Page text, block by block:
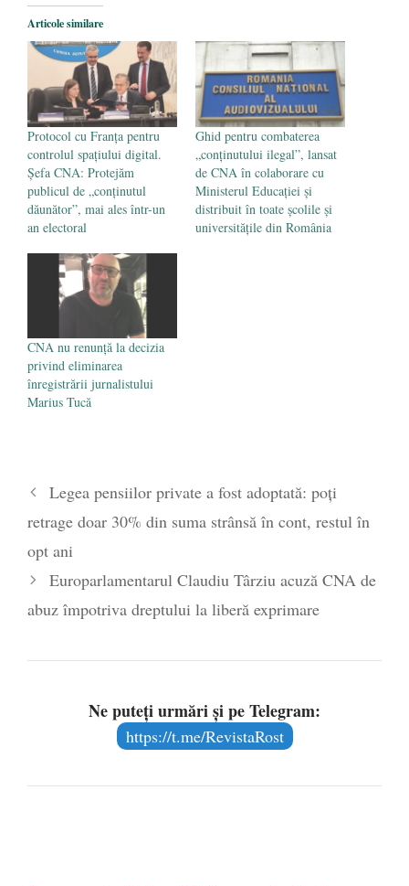
Legea Vexler produce efecte. Bustul
poetului Octavian Goga, înlăturat din Iași
- 16 aprilie 2026
Articole similare
Protocol cu Franța pentru
controlul spațiului digital.
Șefa CNA: Protejăm
publicul de „conținutul
dăunător”, mai ales într-un
an electoral
Ghid pentru combaterea
„conținutului ilegal”, lansat
de CNA în colaborare cu
Ministerul Educației și
distribuit în toate școlile și
universitățile din România
CNA nu renunță la decizia
privind eliminarea
înregistrării jurnalistului
Marius Tucă
Legea pensiilor private a fost adoptată: poți
retrage doar 30% din suma strânsă în cont, restul în
opt ani
Europarlamentarul Claudiu Târziu acuză CNA de
abuz împotriva dreptului la liberă exprimare
Ne puteți urmări și pe Telegram:
https://t.me/RevistaRost